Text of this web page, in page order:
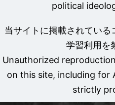
political
当サイトに掲載されてい
学習利用を
Unauthorized
on this site, including for
strictly